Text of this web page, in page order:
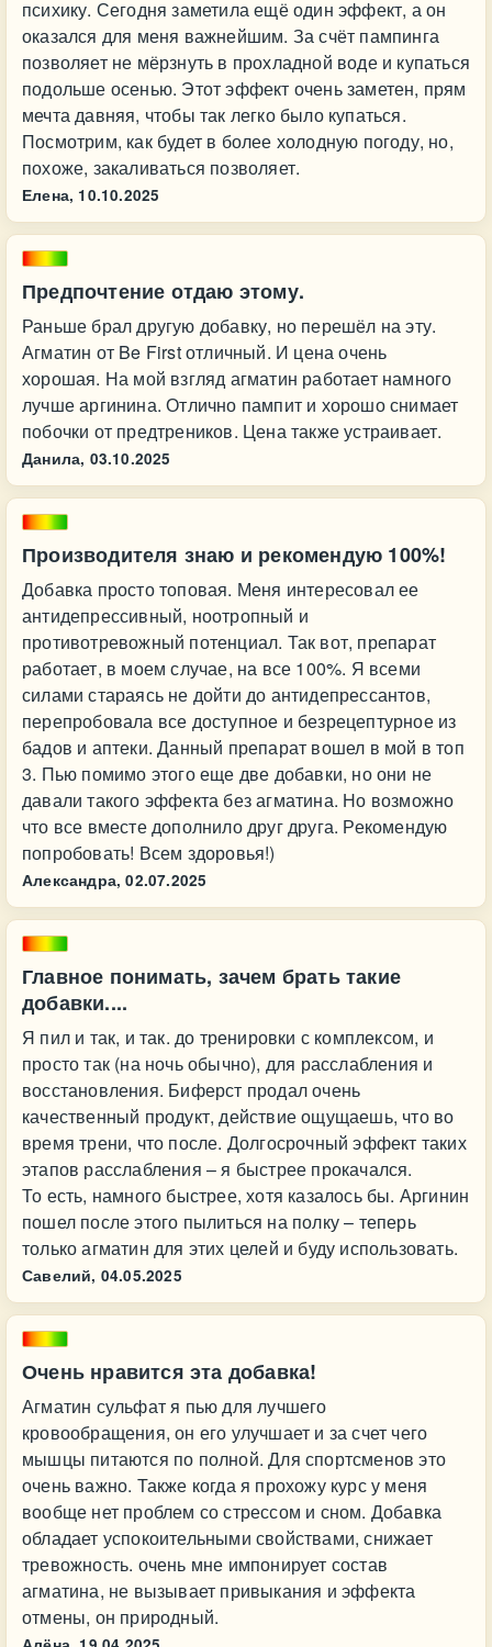
психику. Сегодня заметила ещё один эффект, а он
оказался для меня важнейшим. За счёт пампинга
позволяет не мёрзнуть в прохладной воде и купаться
подольше осенью. Этот эффект очень заметен, прям
мечта давняя, чтобы так легко было купаться.
Посмотрим, как будет в более холодную погоду, но,
похоже, закаливаться позволяет.
Елена, 10.10.2025
Предпочтение отдаю этому.
Раньше брал другую добавку, но перешёл на эту.
Агматин от Be First отличный. И цена очень
хорошая. На мой взгляд агматин работает намного
лучше аргинина. Отлично пампит и хорошо снимает
побочки от предтреников. Цена также устраивает.
Данила, 03.10.2025
Производителя знаю и рекомендую 100%!
Добавка просто топовая. Меня интересовал ее
антидепрессивный, ноотропный и
противотревожный потенциал. Так вот, препарат
работает, в моем случае, на все 100%. Я всеми
силами стараясь не дойти до антидепрессантов,
перепробовала все доступное и безрецептурное из
бадов и аптеки. Данный препарат вошел в мой в топ
3. Пью помимо этого еще две добавки, но они не
давали такого эффекта без агматина. Но возможно
что все вместе дополнило друг друга. Рекомендую
попробовать! Всем здоровья!)
Александра, 02.07.2025
Главное понимать, зачем брать такие
добавки....
Я пил и так, и так. до тренировки с комплексом, и
просто так (на ночь обычно), для расслабления и
восстановления. Биферст продал очень
качественный продукт, действие ощущаешь, что во
время трени, что после. Долгосрочный эффект таких
этапов расслабления – я быстрее прокачался.
То есть, намного быстрее, хотя казалось бы. Аргинин
пошел после этого пылиться на полку – теперь
только агматин для этих целей и буду использовать.
Савелий, 04.05.2025
Очень нравится эта добавка!
Агматин сульфат я пью для лучшего
кровообращения, он его улучшает и за счет чего
мышцы питаются по полной. Для спортсменов это
очень важно. Также когда я прохожу курс у меня
вообще нет проблем со стрессом и сном. Добавка
обладает успокоительными свойствами, снижает
тревожность. очень мне импонирует состав
агматина, не вызывает привыкания и эффекта
отмены, он природный.